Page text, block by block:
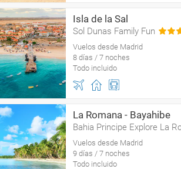
Isla de la Sal
Sol Dunas Family Fun
Vuelos desde Madrid
8 días / 7 noches
Todo incluido
La Romana - Bayahibe
Bahia Principe Explore La
Vuelos desde Madrid
9 días / 7 noches
Todo incluido